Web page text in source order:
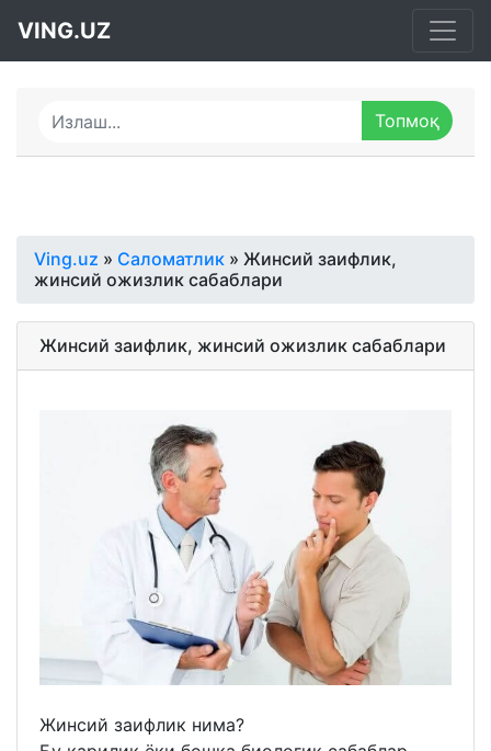
VING.UZ
Ving.uz » Саломатлик » Жинсий заифлик,
жинсий ожизлик сабаблари
Жинсий заифлик, жинсий ожизлик сабаблари
Жинсий заифлик нима?